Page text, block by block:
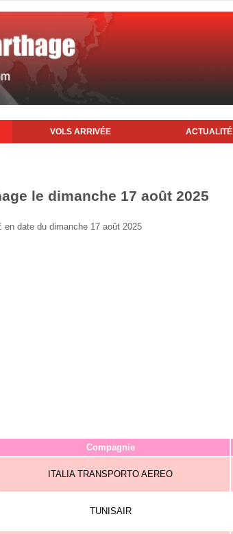
VOLS ARRIVÉE ACTUALITÉ
le dimanche 17 août 2025
date du dimanche 17 août 2025
Compagnie
ITALIA TRANSPORTO AEREO
TUNISAIR